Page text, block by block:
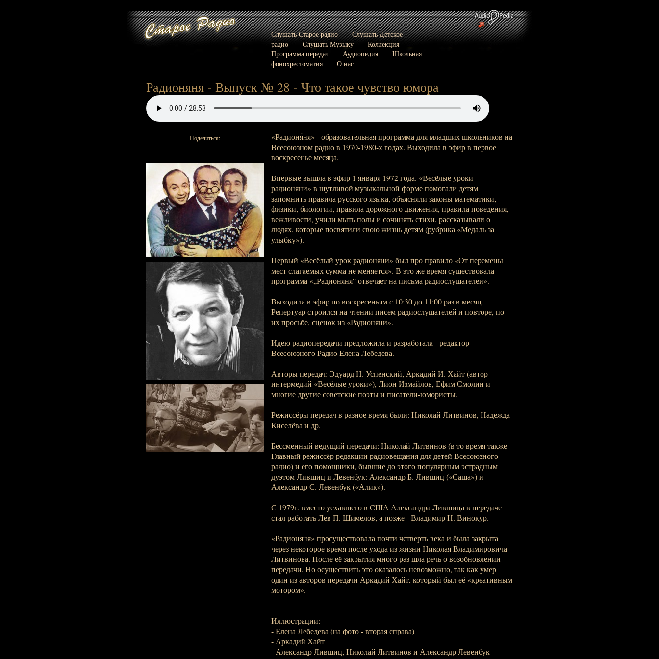
Слушать Старое радио
Слушать Детское
радио
Слушать Музыку
Коллекция
Программа передач
Аудиопедия
Школьная
фонохрестоматия
О нас
Радионяня - Выпуск № 28 - Что такое чувство юмора
Поделиться:
«Радионя́ня» - образовательная программа для младших школьников на
Всесоюзном радио в 1970-1980-х годах. Выходила в эфир в первое
воскресенье месяца.
Впервые вышла в эфир 1 января 1972 года. «Весёлые уроки
радионяни» в шутливой музыкальной форме помогали детям
запомнить правила русского языка, объясняли законы математики,
физики, биологии, правила дорожного движения, правила поведения,
вежливости, учили мыть полы и сочинять стихи, рассказывали о
людях, которые посвятили свою жизнь детям (рубрика «Медаль за
улыбку»).
Первый «Весёлый урок радионяни» был про правило «От перемены
мест слагаемых сумма не меняется». В это же время существовала
программа «„Радионяня“ отвечает на письма радиослушателей».
Выходила в эфир по воскресеньям с 10:30 до 11:00 раз в месяц.
Репертуар строился на чтении писем радиослушателей и повторе, по
их просьбе, сценок из «Радионяни».
Идею радиопередачи предложила и разработала - редактор
Всеcоюзного Радио Елена Лебедева.
Авторы передач: Эдуард Н. Успенский, Аркадий И. Хайт (автор
интермедий «Весёлые уроки»), Лион Измайлов, Ефим Смолин и
многие другие советские поэты и писатели-юмористы.
Режиссёры передач в разное время были: Николай Литвинов, Надежда
Киселёва и др.
Бессменный ведущий передачи: Николай Литвинов (в то время также
Главный режиссёр редакции радиовещания для детей Всесоюзного
радио) и его помощники, бывшие до этого популярным эстрадным
дуэтом Лившиц и Левенбук: Александр Б. Лившиц («Саша») и
Александр С. Левенбук («Алик»).
С 1979г. вместо уехавшего в США Александра Лившица в передаче
стал работать Лев П. Шимелов, а позже - Владимир Н. Винокур.
«Радионяня» просуществовала почти четверть века и была закрыта
через некоторое время после ухода из жизни Николая Владимировича
Литвинова. После её закрытия много раз шла речь о возобновлении
передачи. Но осуществить это оказалось невозможно, так как умер
один из авторов передачи Аркадий Хайт, который был её «креативным
мотором».
Иллюстрации:
- Елена Лебедева (на фото - вторая справа)
- Аркадий Хайт
- Александр Лившиц, Николай Литвинов и Александр Левенбук